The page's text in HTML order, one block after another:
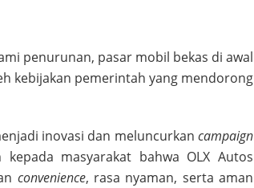
penurunan, pasar mobil bekas di awal
kebijakan pemerintah yang mendorong
inovasi dan meluncurkancampaign
masyarakat bahwa OLX Autos
convenience, rasa nyaman, serta aman